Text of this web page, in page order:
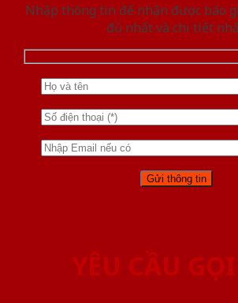
Nhập thông tin để nhận được báo
đủ nhất và chi tiết
YÊU CẦU